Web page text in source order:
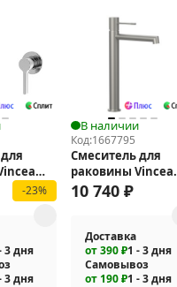
-23%
3 дня
3 дня
В наличии
Код:1667795
Смеситель для
раковины Vincea
Desire VBF-1D2BN
10 740 ₽
Доставка
от 390 ₽1 - 3 дня
Самовывоз
от 190 ₽1 - 3 дня